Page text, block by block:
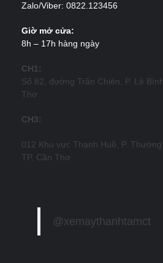
Zalo/Viber: 0822.123456
Giờ mở cửa:
8h – 17h hàng ngày
CH1:
Số 82, đường Trần Chiên, P. Lê
Thơ
CH3:
012 Khu vực Thạnh Huề, P.
TP. Cần Thơ
@xemaythanhtamct